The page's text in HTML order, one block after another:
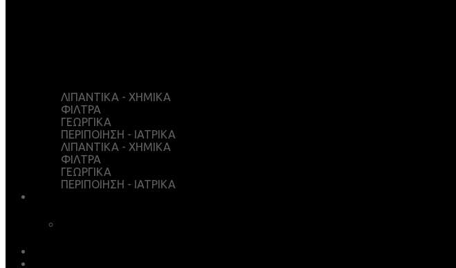
ΛΙΠΑΝΤΙΚΑ - ΧΗΜΙΚΑ
ΦΙΛΤΡΑ
ΓΕΩΡΓΙΚΑ
ΠΕΡΙΠΟΙΗΣΗ - ΙΑΤΡΙΚΑ
ΛΙΠΑΝΤΙΚΑ - ΧΗΜΙΚΑ
ΦΙΛΤΡΑ
ΓΕΩΡΓΙΚΑ
ΠΕΡΙΠΟΙΗΣΗ - ΙΑΤΡΙΚΑ